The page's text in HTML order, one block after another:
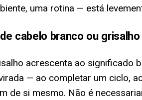
uma rotina — está
cabelo branco ou grisalho
acrescenta ao significado
— ao completar um ciclo,
de si mesmo. Não é